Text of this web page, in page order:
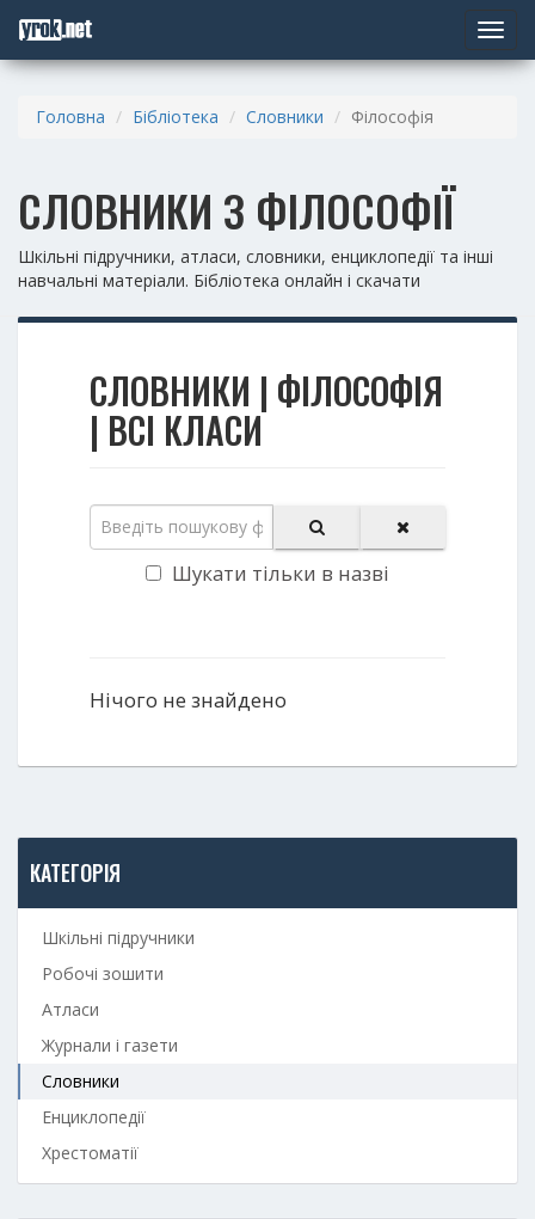
Toggle
Головна Бібліотека Словники Філософія
СЛОВНИКИ З ФІЛОСОФІЇ
Шкільні підручники, атласи, словники, енциклопедії та інші
навчальні матеріали. Бібліотека онлайн і скачати
СЛОВНИКИ | ФІЛОСОФІЯ
| ВСІ КЛАСИ
Шукати тільки в назві
Нічого не знайдено
КАТЕГОРІЯ
Шкільні підручники
Робочі зошити
Атласи
Журнали і газети
Словники
Енциклопедії
Хрестоматії